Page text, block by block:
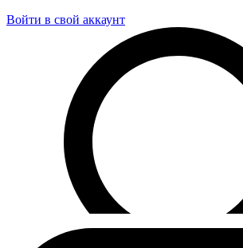
Войти в свой аккаунт